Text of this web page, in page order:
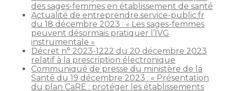
des sages-femmes en établissement de santé
Actualité de entreprendre.service-public.fr
du 18 décembre 2023 : « Les sages-femmes
peuvent désormais pratiquer l’IVG
instrumentale »
Décret n° 2023-1222 du 20 décembre 2023
relatif à la prescription électronique
Communiqué de presse du ministère de la
Santé du 19 décembre 2023 : « Présentation
du plan CaRE : protéger les établissements